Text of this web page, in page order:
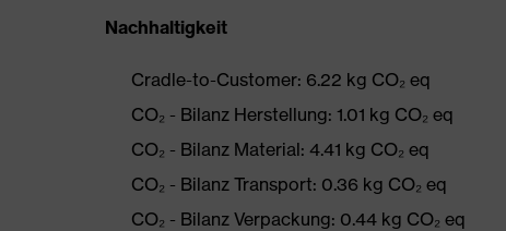
Nachhaltigkeit
Cradle-to-Customer: 6.22 kg CO₂ eq
CO₂ - Bilanz Herstellung: 1.01 kg CO₂ eq
CO₂ - Bilanz Material: 4.41 kg CO₂ eq
CO₂ - Bilanz Transport: 0.36 kg CO₂ eq
CO₂ - Bilanz Verpackung: 0.44 kg CO₂ eq